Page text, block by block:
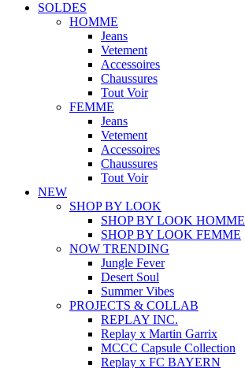
SOLDES
HOMME
Jeans
Vetement
Accessoires
Chaussures
Tout Voir
FEMME
Jeans
Vetement
Accessoires
Chaussures
Tout Voir
NEW
SHOP BY LOOK
SHOP BY LOOK HOMME
SHOP BY LOOK FEMME
NOW TRENDING
Jungle Fever
Desert Soul
Summer Vibes
PROJECTS & COLLAB
REPLAY INC.
Replay x Martin Garrix
MCCC Capsule Collection
Replay x FC BAYERN